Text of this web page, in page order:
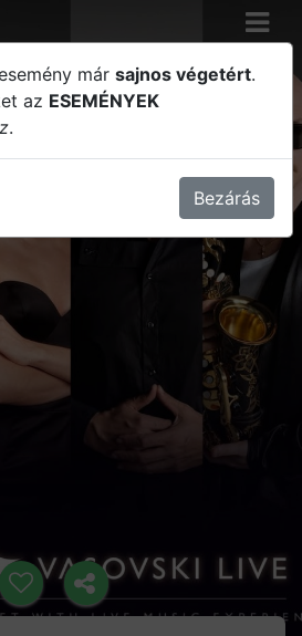
Balatonakarattya //
Terasz
már sajnos végetért.
az ESEMÉNYEK
.
Bezárás